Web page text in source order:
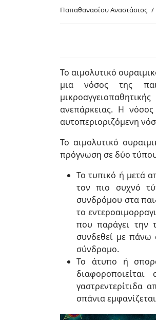
Παπαθανασίου Αναστάσιος
Το αιμολυτικό
μια νόσος της
ανεπάρκειας. Η
αυτοπεριοριζόμενη
Το αιμολυτικό
πρόγνωση σε δύο
Το τυπικό ή μετά
τον πιο συχνό
συνδρόμου στα
το
που παράγει την
συνδεθεί με πάνω
σύνδρομο.
Το άτυπο ή
γαστρεντερίτιδα
σπάνια